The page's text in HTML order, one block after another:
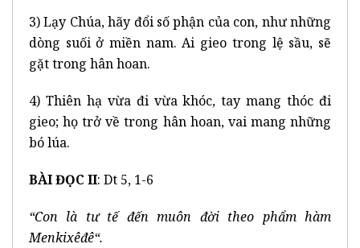
3) Lạy Chúa, hãy đổi số phận của con, như những
dòng suối ở miền nam. Ai gieo trong lệ sầu, sẽ
gặt trong hân hoan.
4) Thiên hạ vừa đi vừa khóc, tay mang thóc đi
gieo; họ trở về trong hân hoan, vai mang những
bó lúa.
BÀI ĐỌC II: Dt 5, 1-6
“Con là tư tế đến muôn đời theo phẩm hàm
Menkixêđê“.